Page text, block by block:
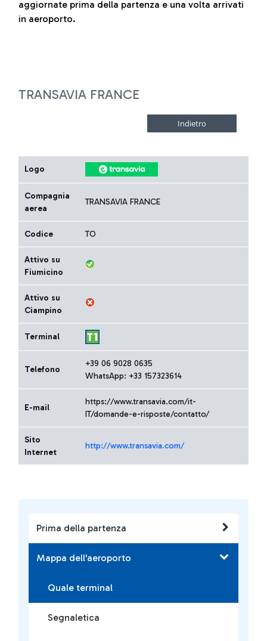
Prima della partenza
Mappa dell'aeroporto
Quale terminal
Segnaletica
aggiornate prima della partenza e una volta arrivati
in aeroporto.
TRANSAVIA FRANCE
Logo
Compagnia
aerea
TRANSAVIA FRANCE
Codice TO
Attivo su
Fiumicino
Attivo su
Ciampino
Terminal
Telefono
+39 06 9028 0635
WhatsApp: +33 157323614
E-mail
https://www.transavia.com/it-
IT/domande-e-risposte/contatto/
Sito
Internet
http://www.transavia.com/